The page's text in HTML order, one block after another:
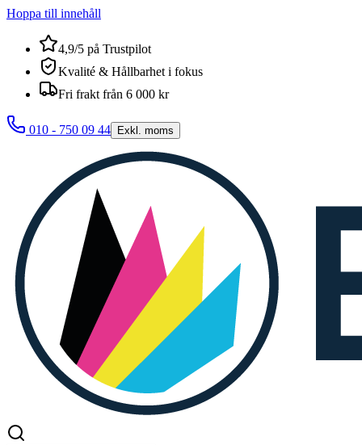
Hoppa till innehåll
4,9/5 på Trustpilot
Kvalité & Hållbarhet i fokus
Fri frakt från 6 000 kr
010 - 750 09 44 Exkl. moms